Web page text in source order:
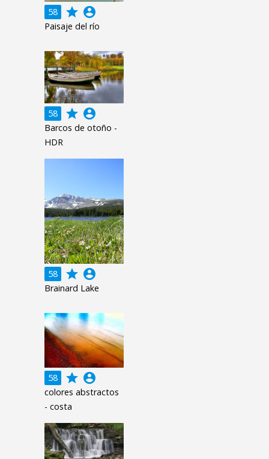
58 grade account_circle
Paisaje del río
58 grade account_circle
Barcos de otoño -
HDR
58 grade account_circle
Brainard Lake
58 grade account_circle
colores abstractos
- costa